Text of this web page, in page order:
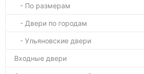
- По размерам
- Двери по городам
- Ульяновские двери
Входные двери